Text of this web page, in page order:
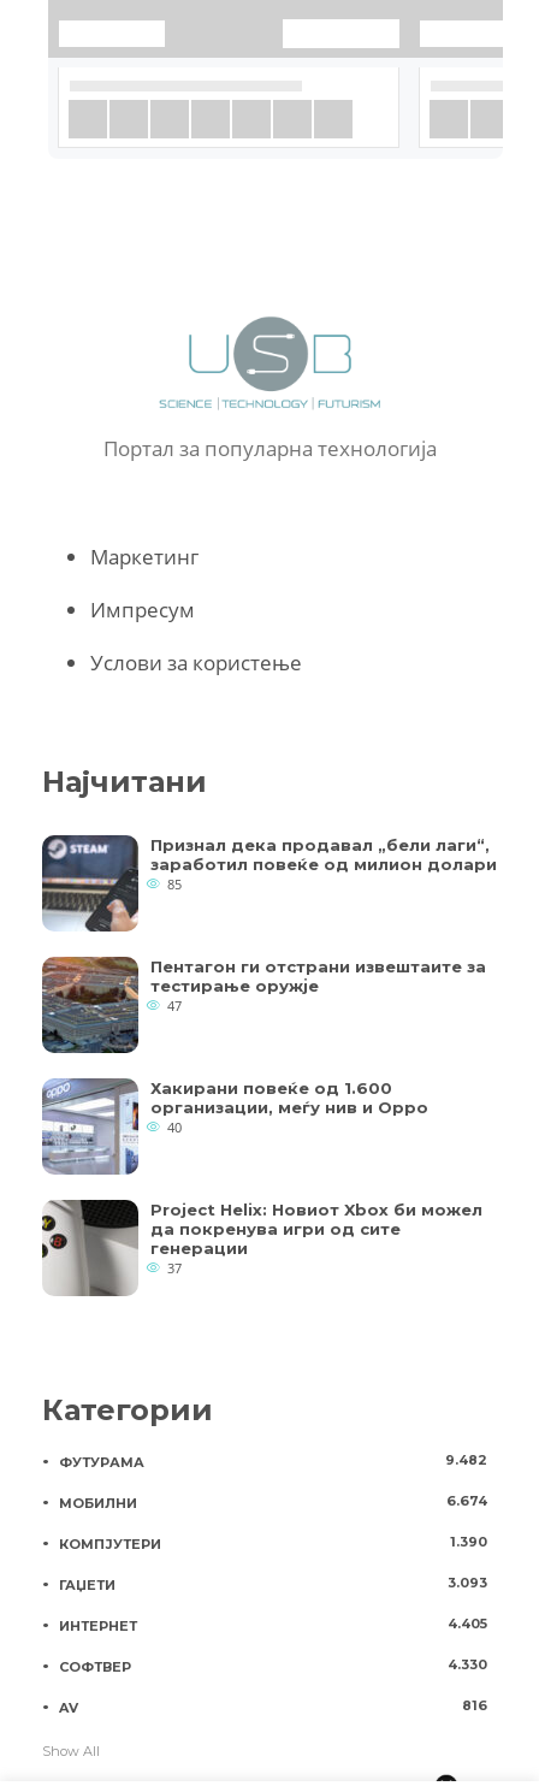
Портал за популарна технологија
Маркетинг
Импресум
Услови за користење
Најчитани
Признал дека продавал „бели лаги“,
заработил повеќе од милион долари
85
Пентагон ги отстрани извештаите за
тестирање оружје
47
Хакирани повеќе од 1.600
организации, меѓу нив и Oppo
40
Project Helix: Новиот Xbox би можел
да покренува игри од сите
генерации
37
Категории
ФУТУРАМА 9.482
МОБИЛНИ 6.674
КОМПЈУТЕРИ 1.390
ГАЏЕТИ 3.093
ИНТЕРНЕТ 4.405
СОФТВЕР 4.330
AV 816
Show All